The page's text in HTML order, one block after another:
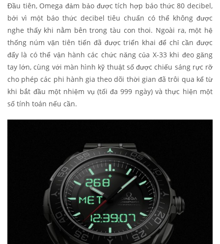
Đầu tiên, Omega đảm bảo được tích hợp báo thức 80 decibel,
bởi vì một báo thức decibel tiêu chuẩn có thể không được
nghe thấy khi nằm bên trong tàu con thoi. Ngoài ra, một hệ
thống núm vặn tiên tiến đã được triển khai để chỉ cần được
đẩy là có thể vận hành các chức năng của X-33 khi đeo găng
tay lớn, cùng với màn hình kỹ thuật số được chiếu sáng rực rỡ
cho phép các phi hành gia theo dõi thời gian đã trôi qua kể từ
khi bắt đầu một nhiệm vụ (tối đa 999 ngày) và thực hiện một
số tính toán nếu cần.